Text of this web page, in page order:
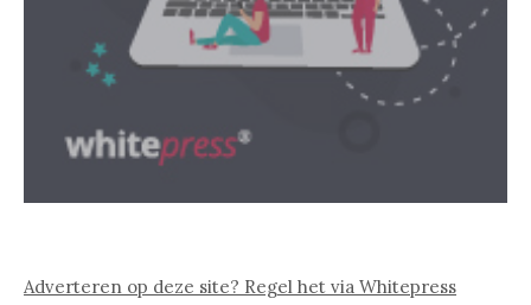
Adverteren op deze site? Regel het via Whitepress